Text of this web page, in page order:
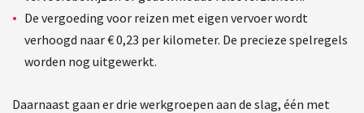
De vergoeding voor reizen met eigen vervoer wordt
verhoogd naar € 0,23 per kilometer. De precieze spelregels
worden nog uitgewerkt.
Daarnaast gaan er drie werkgroepen aan de slag, één met